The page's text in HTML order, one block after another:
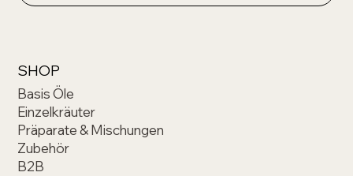
SHOP
Basis Öle
Einzelkräuter
Präparate & Mischungen
Zubehör
B2B